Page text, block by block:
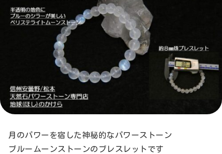
月のパワーを宿した神秘的なパワーストーン
ブルームーンストーンのブレスレットです